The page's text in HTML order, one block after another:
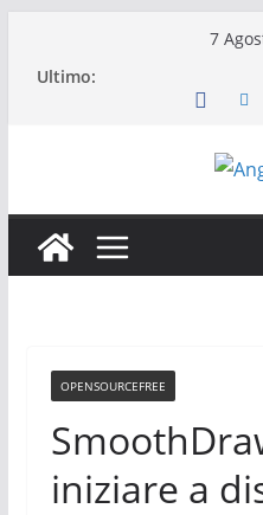
7
Ultimo:
OPENSOURCEFREE
iniziare a